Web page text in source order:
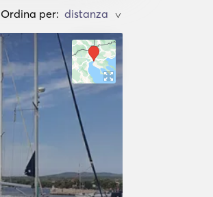
Ordina per: >